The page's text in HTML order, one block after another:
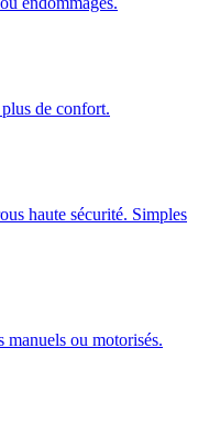
de confort.
haute sécurité. Simples
ou motorisés.